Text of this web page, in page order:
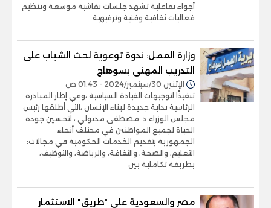
أجواء تفاعلية تشهد جلسات نقاشية موسعة وتنظيم
فعاليات ثقافية وفنية وترفيهية
وزارة العمل: ندوة توعوية لحث الشباب على
التدريب المهنى بسوهاج
الإثنين 30/سبتمبر/2024 - 01:43 ص
تنفيذًا لتوجيهات القيادة السياسية ،وفي إطار المبادرة
الرئاسية بداية جديدة لبناء الإنسان ،التي أطلقها رئيس
مجلس الوزراء د. مصطفى مدبولي ، لتحسين جودة
الحياة لجميع المواطنين في مختلف أنحاء
الجمهورية بتقديم الخدمات الحكومية في مجالات:
التعليم، والصحة، والثقافة، والرياضة، والتوظيف،
بطريقة تكاملية بين
مصر والسعودية على "طريق" الاستثمار